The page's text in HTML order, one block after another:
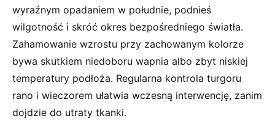
wyraźnym opadaniem w południe, podnieś
wilgotność i skróć okres bezpośredniego światła.
Zahamowanie wzrostu przy zachowanym kolorze
bywa skutkiem niedoboru wapnia albo zbyt niskiej
temperatury podłoża. Regularna kontrola turgoru
rano i wieczorem ułatwia wczesną interwencję, zanim
dojdzie do utraty tkanki.